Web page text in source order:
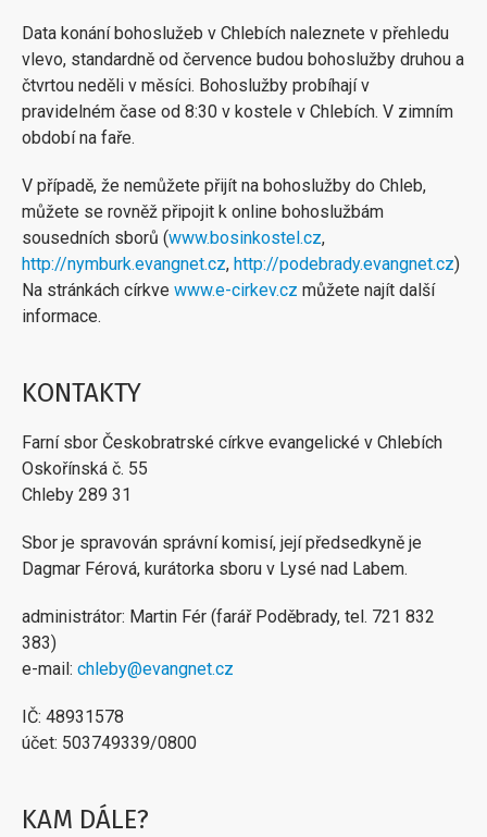
Data konání bohoslužeb v Chlebích naleznete v přehledu
vlevo, standardně od července budou bohoslužby druhou a
čtvrtou neděli v měsíci. Bohoslužby probíhají v
pravidelném čase od 8:30 v kostele v Chlebích. V zimním
období na faře.
V případě, že nemůžete přijít na bohoslužby do Chleb,
můžete se rovněž připojit k online bohoslužbám
sousedních sborů (www.bosinkostel.cz,
http://nymburk.evangnet.cz, http://podebrady.evangnet.cz)
Na stránkách církve www.e-cirkev.cz můžete najít další
informace.
KONTAKTY
Farní sbor Českobratrské církve evangelické v Chlebích
Oskořínská č. 55
Chleby 289 31
Sbor je spravován správní komisí, její předsedkyně je
Dagmar Férová, kurátorka sboru v Lysé nad Labem.
administrátor: Martin Fér (farář Poděbrady, tel. 721 832
383)
e-mail: chleby@evangnet.cz
IČ: 48931578
účet: 503749339/0800
KAM DÁLE?